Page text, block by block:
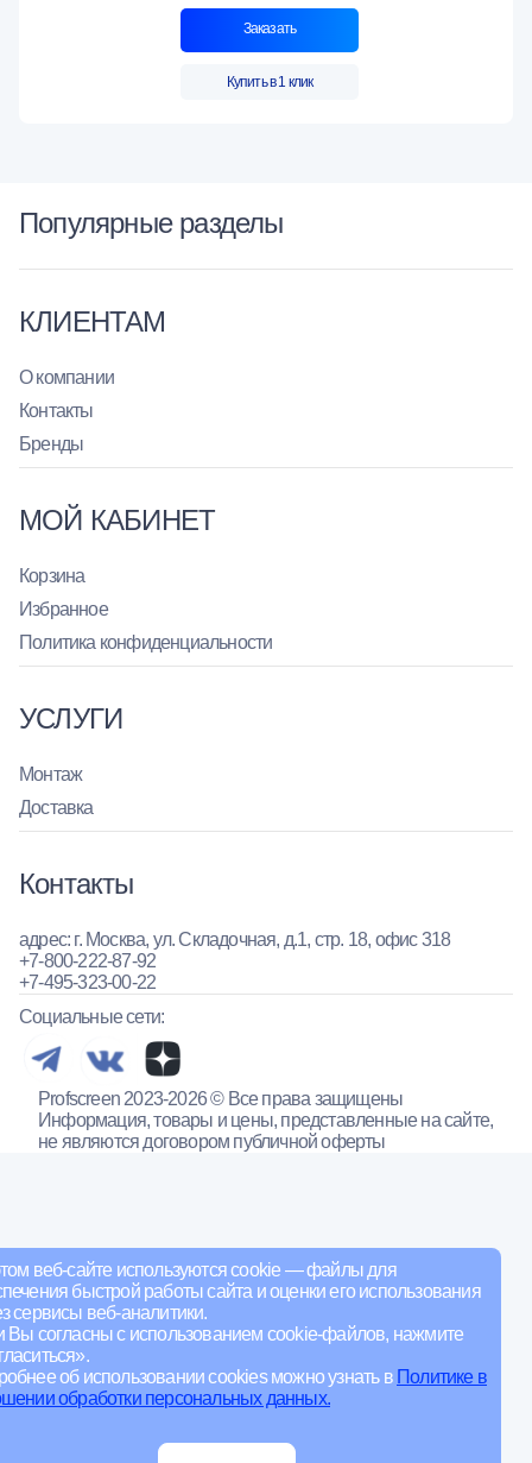
веб-сайте используются cookie — файлы для
быстрой работы сайта и оценки его использования
сервисы веб-аналитики.
Вы согласны с использованием cookie-файлов, нажмите
об использовании cookies можно узнать в Политике в
обработки персональных данных.
Заказать
Купить в 1 клик
Популярные разделы
КЛИЕНТАМ
О компании
Контакты
Бренды
МОЙ КАБИНЕТ
Корзина
Избранное
Политика конфиденциальности
УСЛУГИ
Монтаж
Доставка
Контакты
адрес: г. Москва, ул. Складочная, д.1, стр. 18, офис 318
+7-800-222-87-92
+7-495-323-00-22
Социальные сети:
Profscreen 2023-2026 © Все права защищены
Информация, товары и цены, представленные на сайте,
не являются договором публичной оферты